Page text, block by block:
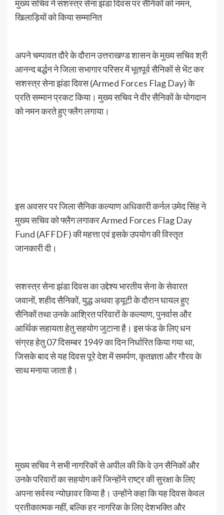
मुख्य सचिव ने सशस्त्र सेना झंडा दिवस पर सैनिकों को नमन,
खिलाड़ियों को किया सम्मानित
अपने चम्पावत दौरे के दौरान उत्तराखण्ड शासन के मुख्य सचिव श्री
आनन्द बर्द्धन ने जिला सभागार परिसर में भूतपूर्व सैनिकों से भेंट कर
सशस्त्र सेना झंडा दिवस (Armed Forces Flag Day) के
प्रति सम्मान प्रकट किया। मुख्य सचिव ने वीर सैनिकों के योगदान
को नमन करते हुए फ्लैग लगाया।
इस अवसर पर जिला सैनिक कल्याण अधिकारी कर्नल उमेद सिंह ने
मुख्य सचिव को फ्लैग लगाकर Armed Forces Flag Day
Fund (AFFDF) की महत्ता एवं इसके उपयोग की विस्तृत
जानकारी दी।
सशस्त्र सेना झंडा दिवस का उद्देश्य भारतीय सेना के सेवारत
जवानों, शहीद सैनिकों, युद्ध अथवा ड्यूटी के दौरान घायल हुए
सैनिकों तथा उनके आश्रित परिवारों के कल्याण, पुनर्वास और
आर्थिक सहायता हेतु सहयोग जुटाना है। इस फंड के लिए धन
संग्रह हेतु 07 दिसम्बर 1949 का दिन निर्धारित किया गया था,
जिसके बाद से यह दिवस पूरे देश में समर्पण, कृतज्ञता और गौरव के
साथ मनाया जाता है।
मुख्य सचिव ने सभी नागरिकों से अपील की कि वे उन सैनिकों और
उनके परिवारों का सहयोग करें जिन्होंने राष्ट्र की सुरक्षा के लिए
अपना सर्वस्व न्योछावर किया है। उन्होंने कहा कि यह दिवस केवल
प्रतीकात्मक नहीं, बल्कि हर नागरिक के लिए देशभक्ति और